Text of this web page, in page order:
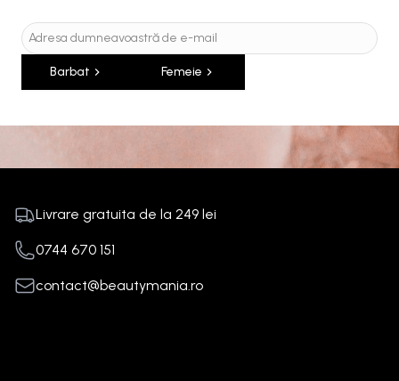
Barbat Femeie
Livrare gratuita de la 249 lei
0744 670 151
contact@beautymania.ro